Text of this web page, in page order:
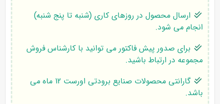
ارسال محصول در روزهای کاری (شنبه تا پنج شنبه)
انجام می شود.
برای صدور پیش فاکتور می توانید با کارشناس فروش
مجموعه در ارتباط باشید.
گارانتی محصولات صنایع برودتی اورست 12 ماه می
باشد.